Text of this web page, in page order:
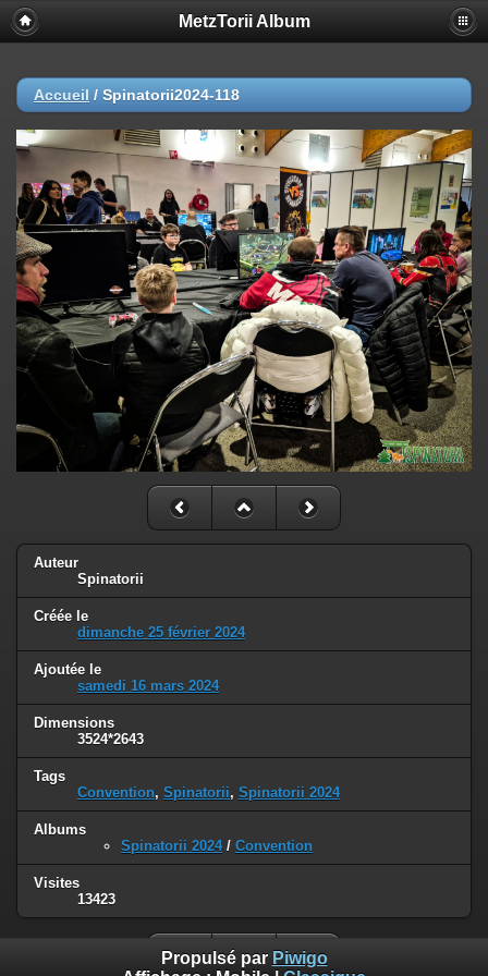
MetzTorii Album
Accueil / Spinatorii2024-118
Auteur
Spinatorii
Créée le
dimanche 25 février 2024
Ajoutée le
samedi 16 mars 2024
Dimensions
3524*2643
Tags
Convention, Spinatorii, Spinatorii 2024
Albums
Spinatorii 2024/ Convention
Visites
13423
Propulsé par Piwigo